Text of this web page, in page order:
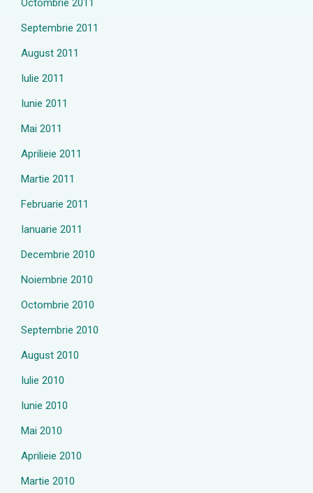
Octombrie 2011
Septembrie 2011
August 2011
Iulie 2011
Iunie 2011
Mai 2011
Aprilieie 2011
Martie 2011
Februarie 2011
Ianuarie 2011
Decembrie 2010
Noiembrie 2010
Octombrie 2010
Septembrie 2010
August 2010
Iulie 2010
Iunie 2010
Mai 2010
Aprilieie 2010
Martie 2010